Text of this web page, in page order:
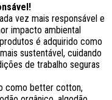
vez mais responsável e
impacto ambiental
é adquirido como
sustentável, cuidando
de trabalho seguras
como better cotton,